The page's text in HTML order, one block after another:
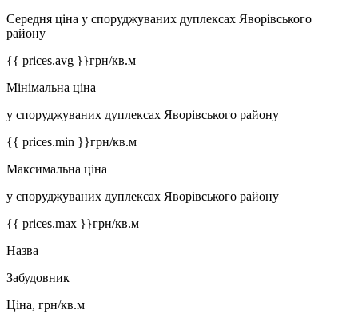
Середня ціна у споруджуваних дуплексах Яворівського
району
{{ prices.avg }}грн/кв.м
Мінімальна ціна
у споруджуваних дуплексах Яворівського району
{{ prices.min }}грн/кв.м
Максимальна ціна
у споруджуваних дуплексах Яворівського району
{{ prices.max }}грн/кв.м
Назва
Забудовник
Ціна, грн/кв.м